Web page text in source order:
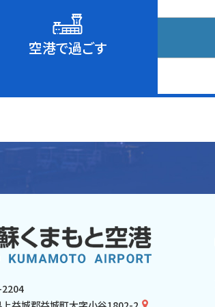
空港で過ごす
2204